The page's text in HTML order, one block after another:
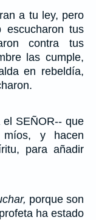
a tu ley, pero
escucharon tus
contra tus
las cumple,
en rebeldía,
el SEÑOR-- que
y hacen
para añadir
porque son
ha estado